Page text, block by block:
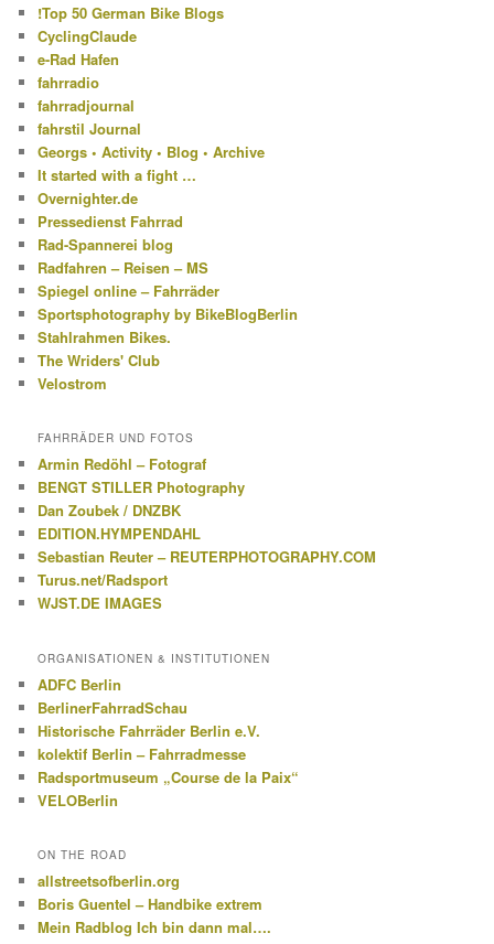
!Top 50 German Bike Blogs
CyclingClaude
e-Rad Hafen
fahrradio
fahrradjournal
fahrstil Journal
Georgs • Activity • Blog • Archive
It started with a fight …
Overnighter.de
Pressedienst Fahrrad
Rad-Spannerei blog
Radfahren – Reisen – MS
Spiegel online – Fahrräder
Sportsphotography by BikeBlogBerlin
Stahlrahmen Bikes.
The Wriders' Club
Velostrom
FAHRRÄDER UND FOTOS
Armin Redöhl – Fotograf
BENGT STILLER Photography
Dan Zoubek / DNZBK
EDITION.HYMPENDAHL
Sebastian Reuter – REUTERPHOTOGRAPHY.COM
Turus.net/Radsport
WJST.DE IMAGES
ORGANISATIONEN & INSTITUTIONEN
ADFC Berlin
BerlinerFahrradSchau
Historische Fahrräder Berlin e.V.
kolektif Berlin – Fahrradmesse
Radsportmuseum „Course de la Paix“
VELOBerlin
ON THE ROAD
allstreetsofberlin.org
Boris Guentel – Handbike extrem
Mein Radblog Ich bin dann mal….